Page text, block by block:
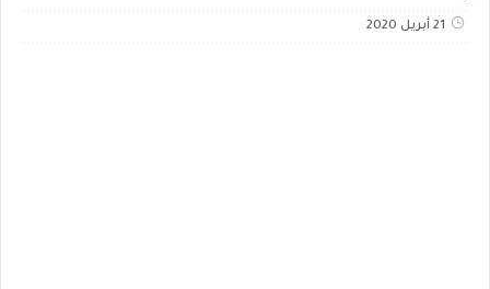
21 أبريل 2020